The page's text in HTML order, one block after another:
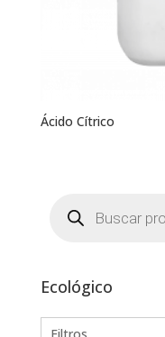
Ácido Cítrico
productos
Ecológico
Filtros